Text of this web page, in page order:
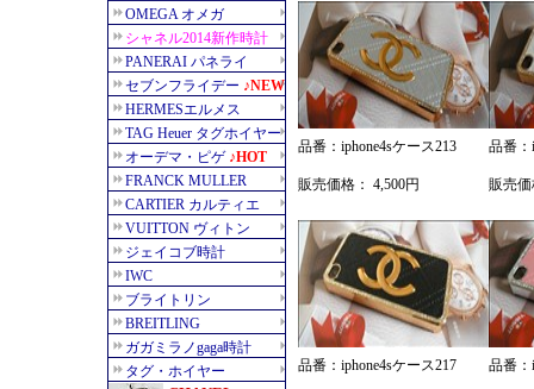
品番：iphone4sケース213
販売価格： 4,500円
品番：
販売価
品番：iphone4sケース217 品番：